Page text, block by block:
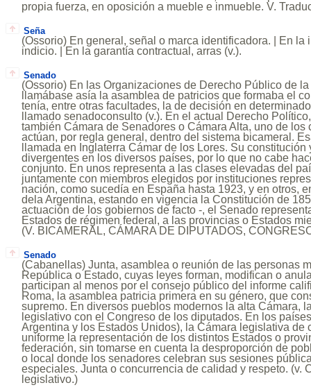
propia fuerza, en oposición a mueble e inmueble. V.
Seña
(Ossorio) En general, señal o marca identificadora. | En la
indicio. | En la garantía contractual, arras (v.).
Senado
(Ossorio) En las Organizaciones de Derecho Público de
llamábase asía la asamblea de patricios que formaba el
tenía, entre otras facultades, la de decisión en
llamado senadoconsulto (v.). En el actual Derecho
también Cámara de Senadores o Cámara Alta, uno de
actúan, por regla general, dentro del sistema bicameral.
llamada en Inglaterra Cámar de los Lores. Su
divergentes en los diversos países, por lo que no cabe
conjunto. En unos representa a las clases elevadas del
juntamente con miembros elegidos por instituciones
nación, como sucedía en España hasta 1923, y en otros,
dela Argentina, estando en vigencia la Constitución de
actuación de los gobiernos de facto -, el Senado
Estados de régimen federal, a las provincias o Estados
(V. BICAMERAL, CÁMARA DE DIPUTADOS,
Senado
(Cabanellas) Junta, asamblea o reunión de las personas
República o Estado, cuyas leyes forman, modifican o
participan al menos por el consejo público del informe
Roma, la asamblea patricia primera en su género, que
supremo. En diversos pueblos modernos la alta Cámara,
legislativo con el Congreso de los diputados. En los
Argentina y los Estados Unidos), la Cámara legislativa de
uniforme la representación de los distintos Estados o
federación, sin tomarse en cuenta la desproporción de
o local donde los senadores celebran sus sesiones
especiales. Junta o concurrencia de calidad y respeto. (v.
legislativo.)